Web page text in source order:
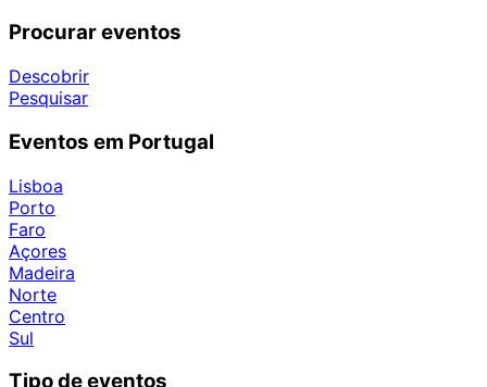
Procurar eventos
Descobrir
Pesquisar
Eventos em Portugal
Lisboa
Porto
Faro
Açores
Madeira
Norte
Centro
Sul
Tipo de eventos